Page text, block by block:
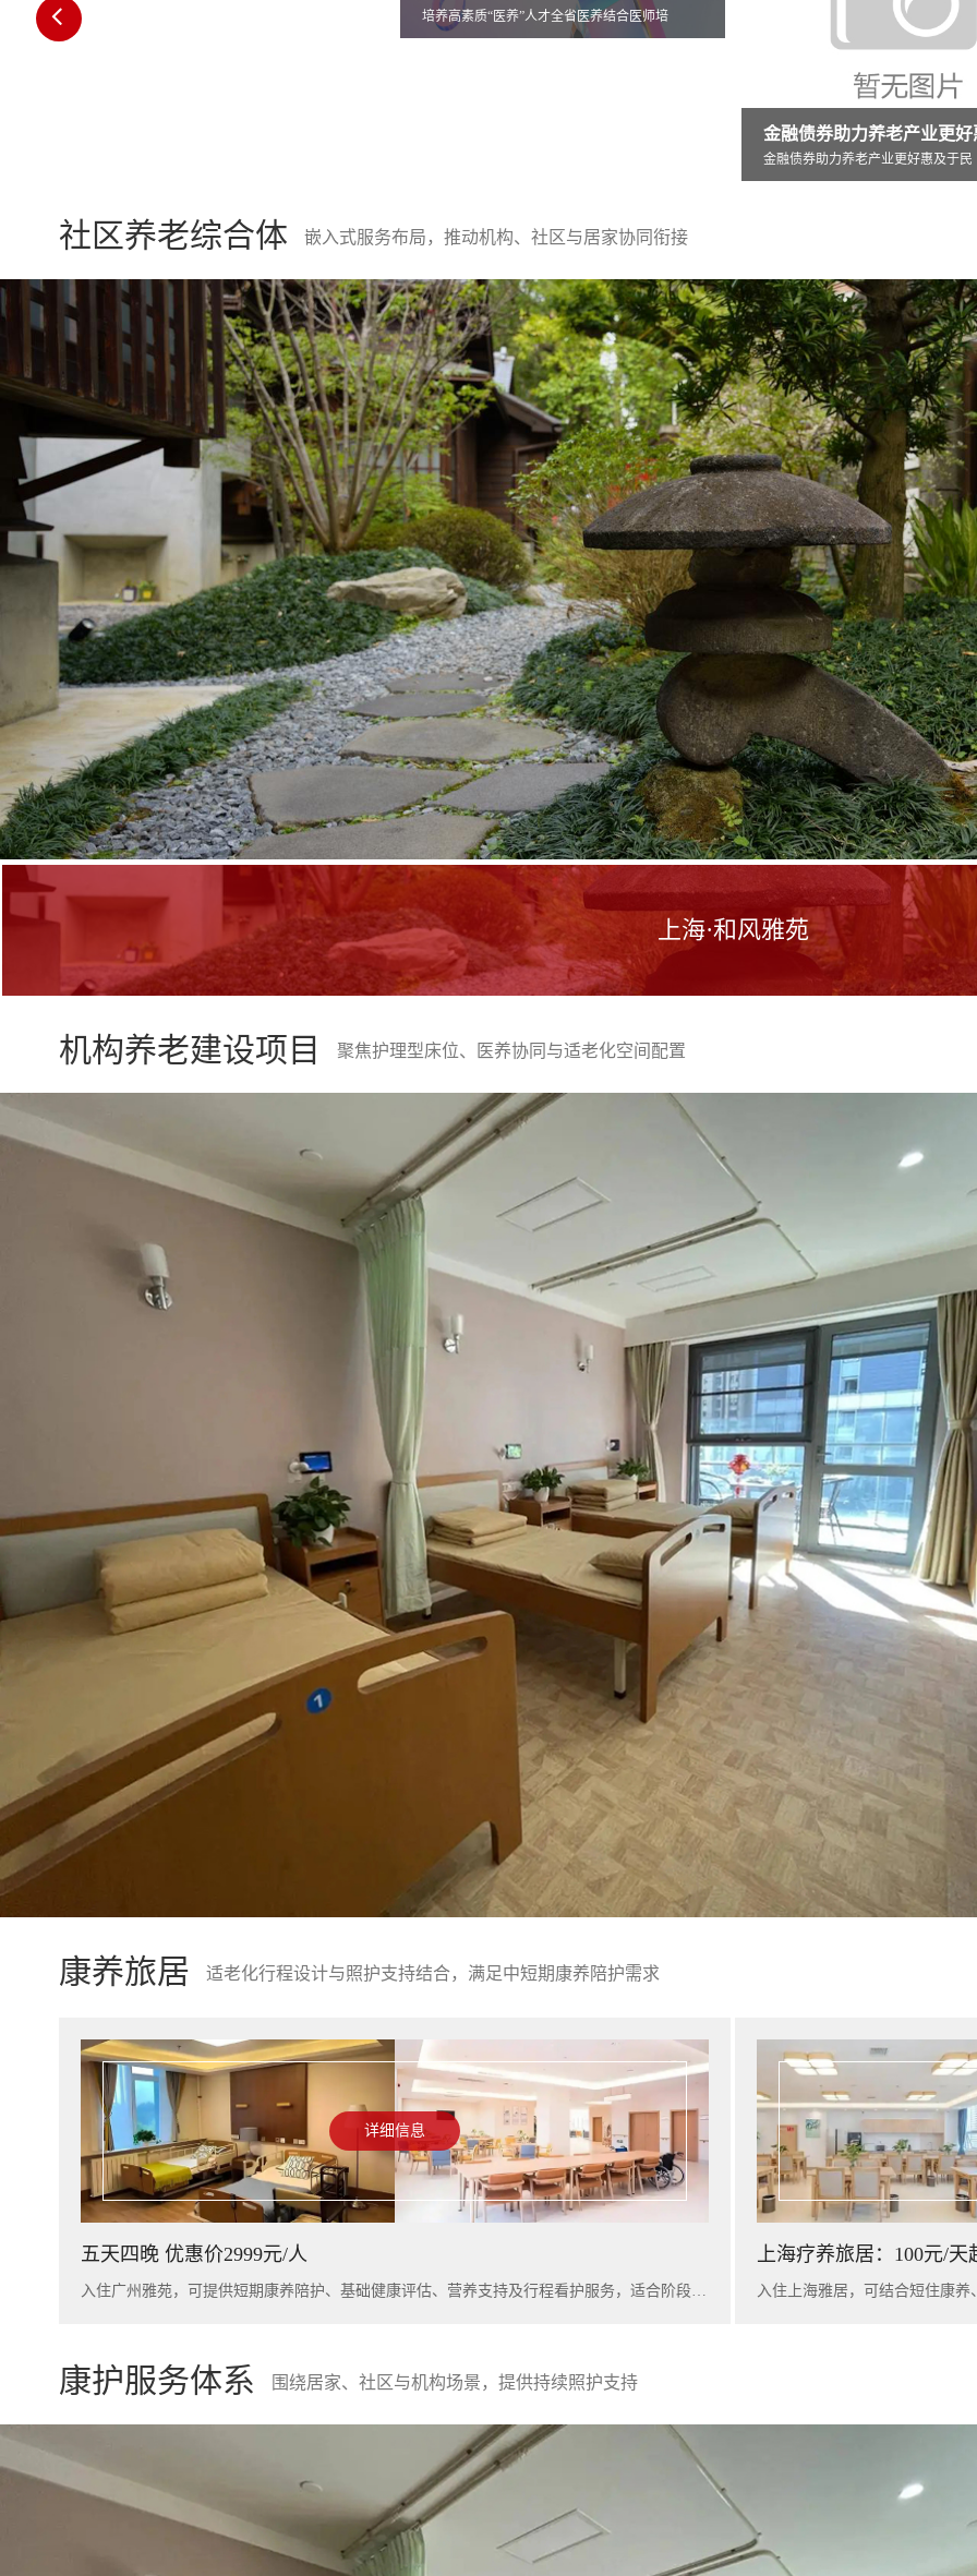
培养高素质“医养”人才全省医养结合医师培
社区养老综合体 嵌入式服务布局，推动机构、社区与居家协同衔接
上海·和风雅苑
机构养老建设项目 聚焦护理型床位、医养协同与适老化空间配置
康养旅居 适老化行程设计与照护支持结合，满足中短期康养陪护需求
详细信息
五天四晚 优惠价2999元/人
入住广州雅苑，可提供短期康养陪护、基础健康评估、营养支持及行程看护服务，适合阶段性休养与家庭陪护衔接。
上海疗养旅居：100元/天
康护服务体系 围绕居家、社区与机构场景，提供持续照护支持